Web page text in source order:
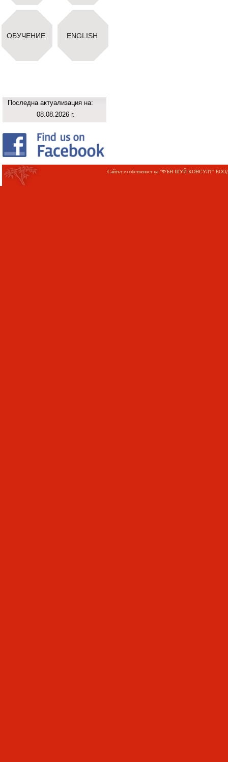
ОБУЧЕНИЕ ENGLISH
Последна актуализация на:
08.08.2026 г.
Сайтът е собственост на "ФЪН ШУЙ КОНСУЛТ"